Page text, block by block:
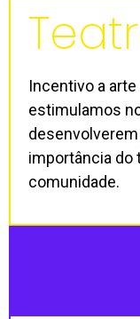
Incentivo a
estimulamos
importância do
comunidade.